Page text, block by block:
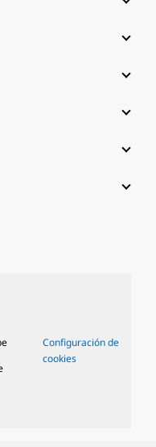
Configuración de
cookies